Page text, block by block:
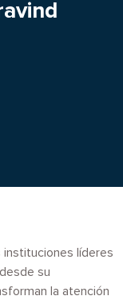
instituciones líderes
su
la atención